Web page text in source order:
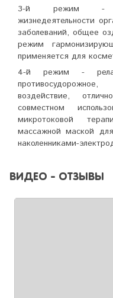
3-й режим -
жизнедеятельности
заболеваний, общее
режим
применяется для
4-й режим -
воздействие,
совместном
микротоковой
массажной маской
наколенниками-
ВИДЕО - ОТЗЫВЫ